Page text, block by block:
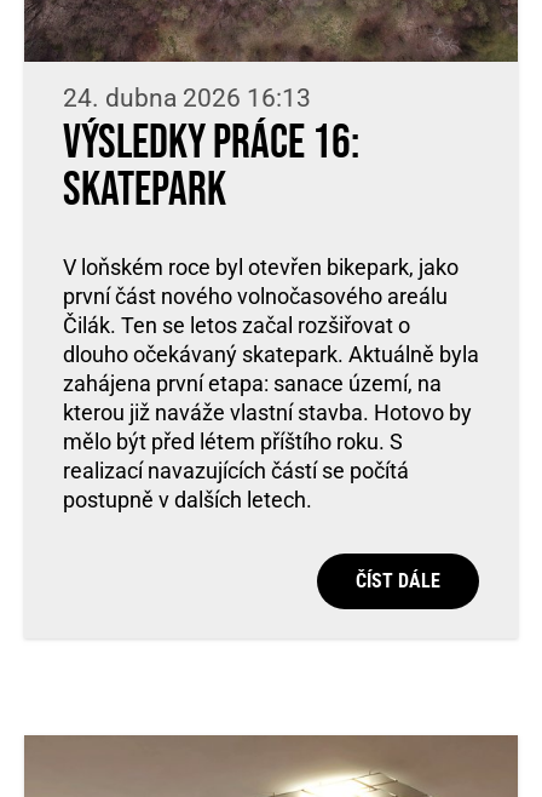
24. dubna 2026 16:13
Výsledky práce 16:
skatepark
V loňském roce byl otevřen bikepark, jako
první část nového volnočasového areálu
Čilák. Ten se letos začal rozšiřovat o
dlouho očekávaný skatepark. Aktuálně byla
zahájena první etapa: sanace území, na
kterou již naváže vlastní stavba. Hotovo by
mělo být před létem příštího roku. S
realizací navazujících částí se počítá
postupně v dalších letech.
ČÍST DÁLE